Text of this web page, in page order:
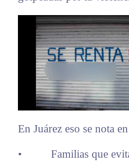
En Juárez eso se nota
• Familias que